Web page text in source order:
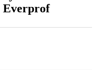
Everprof